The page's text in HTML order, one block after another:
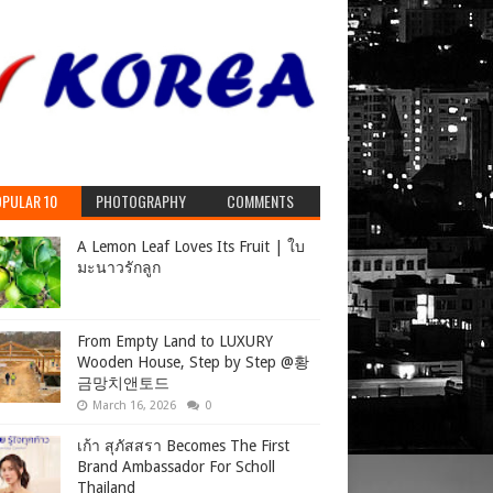
10 PHOTOGRAPHY COMMENTS
A Lemon Leaf Loves Its Fruit | ใบ
มะนาวรักลูก
From Empty Land to LUXURY
Wooden House, Step by Step ‪@황
금망치앤토드
March 16, 2026 0
เก้า สุภัสสรา Becomes The First
Brand Ambassador For Scholl
Thailand